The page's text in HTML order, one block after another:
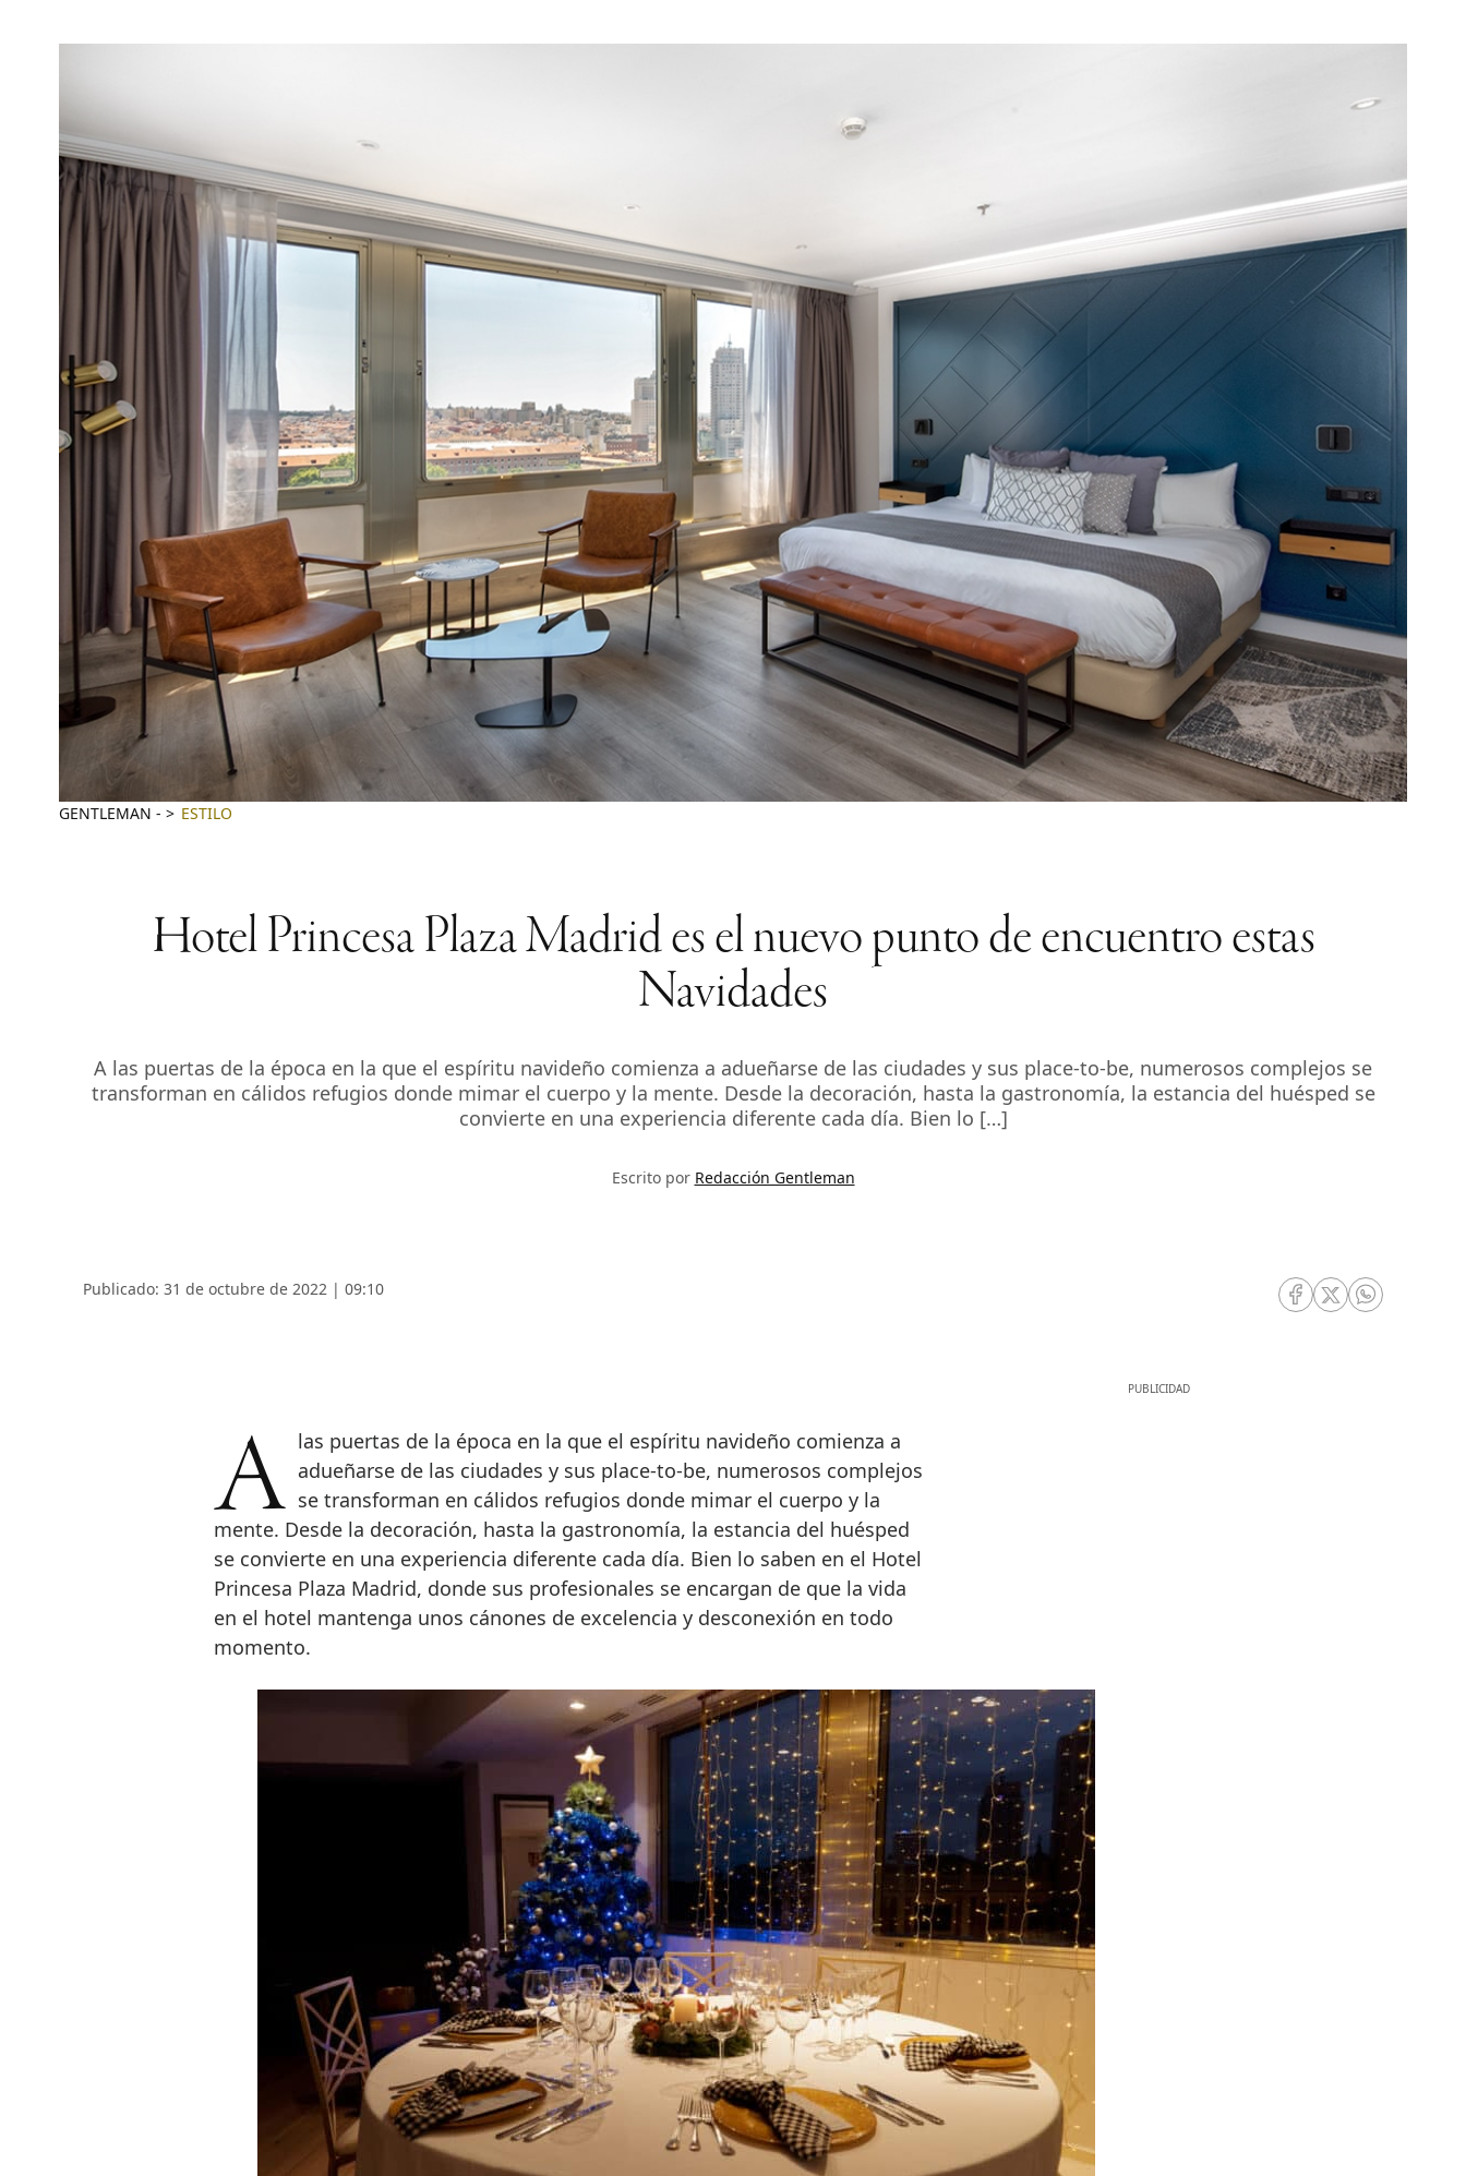
GENTLEMAN - ESTILO
Hotel Princesa Plaza Madrid es el nuevo punto de encuentro estas
Navidades
A las puertas de la época en la que el espíritu navideño comienza a adueñarse de las ciudades y sus place-to-be, numerosos complejos se
transforman en cálidos refugios donde mimar el cuerpo y la mente. Desde la decoración, hasta la gastronomía, la estancia del huésped se
convierte en una experiencia diferente cada día. Bien lo […]
Escrito por Redacción Gentleman
Publicado: 31 de octubre de 2022 | 09:10
RRSS Facebook
RRSS Twitter
RRSS
A las puertas de la época en la que el espíritu navideño comienza a adueñarse de las ciudades y sus place-to-be, numerosos complejos
se transforman en cálidos refugios donde mimar el cuerpo y la
mente. Desde la decoración, hasta la gastronomía, la estancia del huésped
se convierte en una experiencia diferente cada día. Bien lo saben en el Hotel
Princesa Plaza Madrid, donde sus profesionales se encargan de que la vida
en el hotel mantenga unos cánones de excelencia y desconexión en todo
momento.